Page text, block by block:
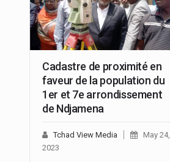
Cadastre de proximité en
faveur de la population du
1er et 7e arrondissement
de Ndjamena
Tchad View Media
May 24,
2023